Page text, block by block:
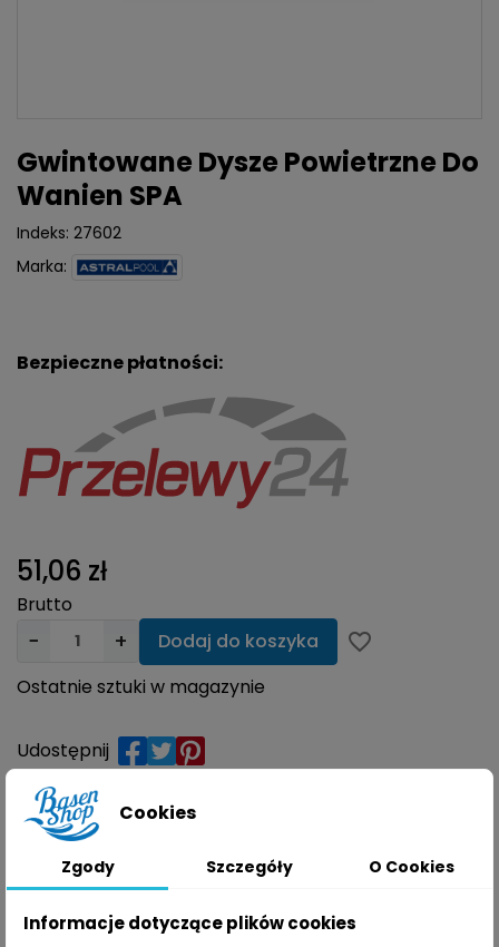
Gwintowane Dysze Powietrzne Do
Wanien SPA
Indeks: 27602
Marka:
Bezpieczne płatności:
51,06 zł
Brutto
− + Dodaj do koszyka favorite_border
Ostatnie sztuki w magazynie
Udostępnij
Opis
Bezpieczeństwo produktów
Cookies
Zgody Szczegóły O Cookies
Informacje dotyczące plików cookies